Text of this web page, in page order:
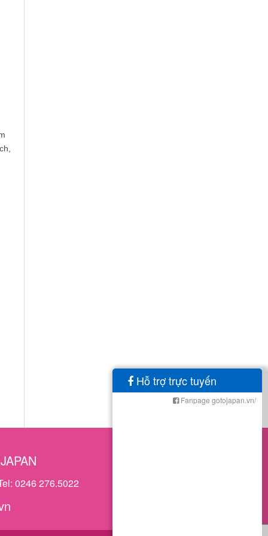
0246 276.5022
Hỗ trợ trực tuyến
Fanpage gotojapan.vn/